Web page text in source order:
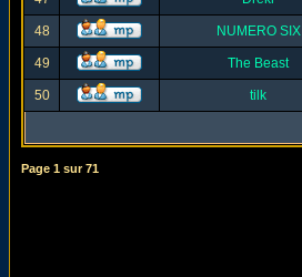
48 NUMERO SIX
49 The Beast
50 tilk
Page 1 sur71